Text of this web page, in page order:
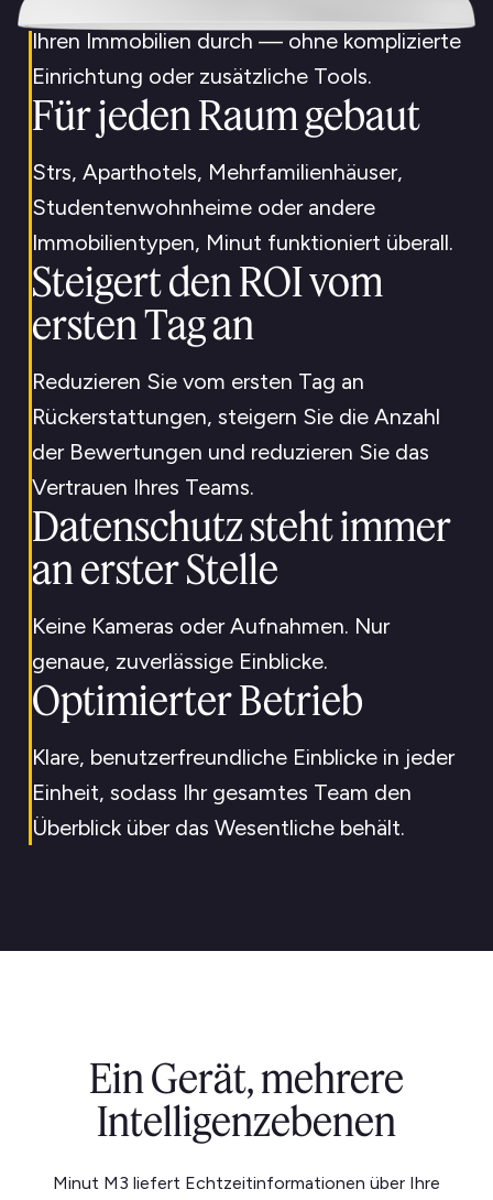
Ihren Immobilien durch — ohne komplizierte
Einrichtung oder zusätzliche Tools.
Für jeden Raum gebaut
Strs, Aparthotels, Mehrfamilienhäuser,
Studentenwohnheime oder andere
Immobilientypen, Minut funktioniert überall.
Steigert den ROI vom
ersten Tag an
Reduzieren Sie vom ersten Tag an
Rückerstattungen, steigern Sie die Anzahl
der Bewertungen und reduzieren Sie das
Vertrauen Ihres Teams.
Datenschutz steht immer
an erster Stelle
Keine Kameras oder Aufnahmen. Nur
genaue, zuverlässige Einblicke.
Optimierter Betrieb
Klare, benutzerfreundliche Einblicke in jeder
Einheit, sodass Ihr gesamtes Team den
Überblick über das Wesentliche behält.
Ein Gerät, mehrere
Intelligenzebenen
Minut M3 liefert Echtzeitinformationen über Ihre